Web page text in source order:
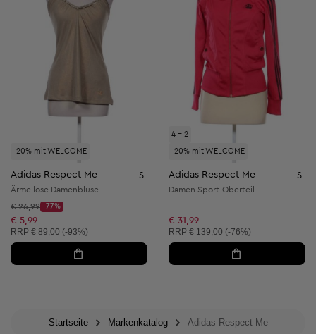
-20% mit WELCOME
Adidas Respect Me S
Ärmellose Damenbluse
Startpreis:
€ 26,99
Discount Price:
-77%
Reduzierter Preis:
€ 5,99
Unverbindliche Preisempfehlung:
RRP € 89,00 (-93%)
4 = 2
-20% mit WELCOME
Adidas Respect Me S
Damen Sport-Oberteil
€ 31,99
Unverbindliche Preisempfehlung:
RRP € 139,00 (-76%)
Startseite Markenkatalog Adidas Respect Me